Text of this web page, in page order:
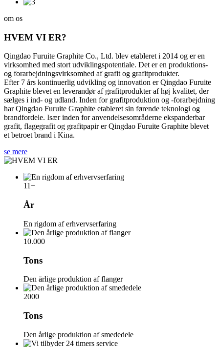
om os
HVEM VI ER?
Qingdao Furuite Graphite Co., Ltd. blev etableret i 2014 og er en
virksomhed med stort udviklingspotentiale. Det er en produktions-
og forarbejdningsvirksomhed af grafit og grafitprodukter.
Efter 7 års kontinuerlig udvikling og innovation er Qingdao Furuite
Graphite blevet en leverandør af grafitprodukter af høj kvalitet, der
sælges i ind- og udland. Inden for grafitproduktion og -forarbejdning
har Qingdao Furuite Graphite etableret sin førende teknologi og
brandfordele. Især inden for anvendelsesområderne ekspanderbar
grafit, flagegrafit og grafitpapir er Qingdao Furuite Graphite blevet
et betroet brand i Kina.
se mere
11+
År
En rigdom af erhvervserfaring
10.000
Tons
Den årlige produktion af flanger
2000
Tons
Den årlige produktion af smededele